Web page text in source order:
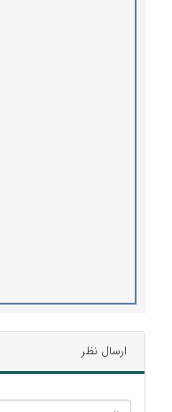
ارسال نظر